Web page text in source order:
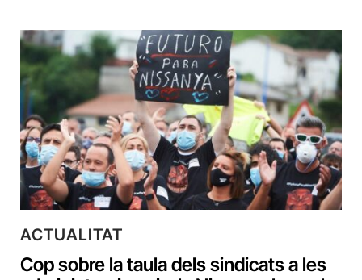
ACTUALITAT
Cop sobre la taula dels sindicats a les